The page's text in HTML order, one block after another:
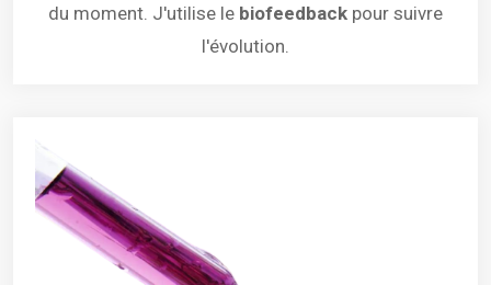
du moment. J'utilise le biofeedback pour suivre
l'évolution.